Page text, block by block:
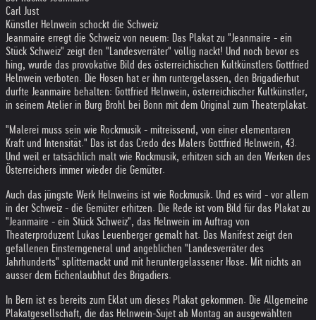
Carl Just
Künstler Helnwein schockt die Schweiz
Jeanmaire erregt die Schweiz von neuem: Das Plakat zu "Jeanmaire - ein
Stück Schweiz" zeigt den "Landesverräter" völlig nackt! Und noch bevor es
hing, wurde das provokative Bild des österreichischen Kultkünstlers Gottfried
Helnwein verboten. Die Hosen hat er ihm runtergelassen, den Brigadierhut
durfte Jeanmaire behalten: Gottfried Helnwein, österreichischer Kultkünstler,
in seinem Atelier in Burg Brohl bei Bonn mit dem Original zum Theaterplakat.
"Malerei muss sein wie Rockmusik - mitreissend, von einer elementaren
Kraft und Intensität." Das ist das Credo des Malers Gottfried Helnwein, 43.
Und weil er tatsächlich malt wie Rockmusik, erhitzen sich an den Werken des
Österreichers immer wieder die Gemüter.
Auch das jüngste Werk Helnweins ist wie Rockmusik. Und es wird - vor allem
in der Schweiz - die Gemüter erhitzen. Die Rede ist vom Bild für das Plakat zu
"Jeanmaire - ein Stück Schweiz", das Helnwein im Auftrag von
Theaterproduzent Lukas Leuenberger gemalt hat. Das Manifest zeigt den
gefallenen Einsterngeneral und angeblichen "Landesverräter des
Jahrhunderts" splitternackt und mit heruntergelassener Hose. Mit nichts an
ausser dem Eichenlaubhut des Brigadiers.
In Bern ist es bereits zum Eklat um dieses Plakat gekommen. Die Allgemeine
Plakatgesellschaft, die das Helnwein-Sujet ab Montag an ausgewählten